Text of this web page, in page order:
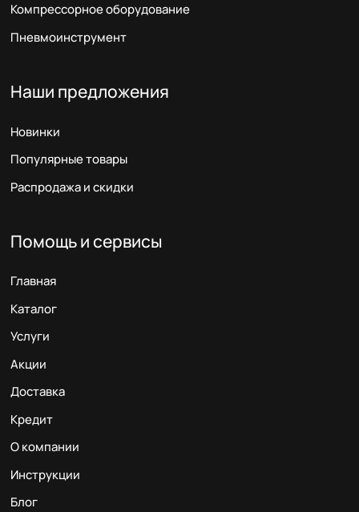
Компрессорное оборудование
Пневмоинструмент
Наши предложения
Новинки
Популярные товары
Распродажа и скидки
Помощь и сервисы
Главная
Каталог
Услуги
Акции
Доставка
Кредит
О компании
Инструкции
Блог